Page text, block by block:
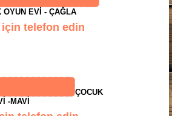
OYUN EVI - ÇAĞLA
için telefon edin
ÇOCUK
-MAVI